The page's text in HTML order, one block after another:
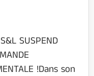
SUSPEND
!Dans son